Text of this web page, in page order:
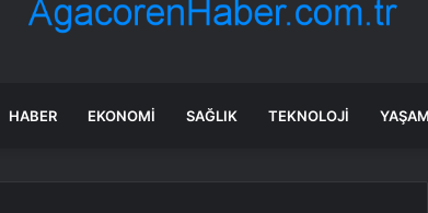
HABER EKONOMI SAĞLIK TEKNOLOJI YAŞAM